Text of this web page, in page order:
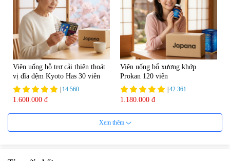
Viên uống hỗ trợ cải thiện thoát
vị đĩa đệm Kyoto Has 30 viên
14.560
1.600.000 đ
Viên uống bổ xương khớp
Prokan 120 viên
42.361
1.180.000 đ
Xem thêm